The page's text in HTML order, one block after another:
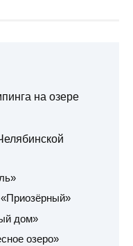
на озере
«Приозёрный»
дом»
озеро»